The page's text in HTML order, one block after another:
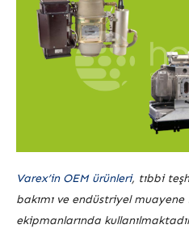
Varex’in OEM ürünleri, tıbbi
bakımı ve endüstriyel
ekipmanlarında